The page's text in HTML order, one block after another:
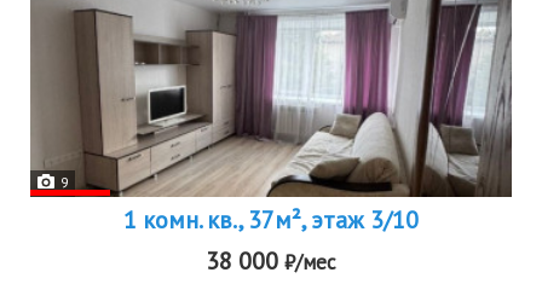
9
1 комн. кв., 37м², этаж 3/10
38 000 ₽/мес